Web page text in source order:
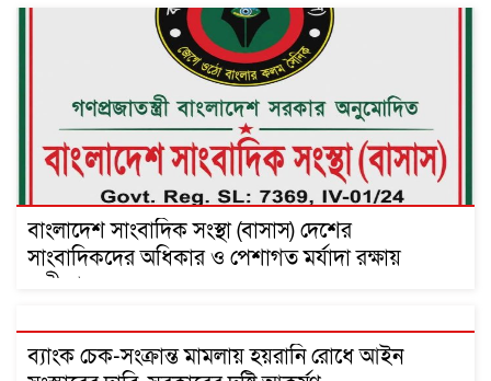
বাংলাদেশ সাংবাদিক সংস্থা (বাসাস) দেশের
সাংবাদিকদের অধিকার ও পেশাগত মর্যাদা রক্ষায়
অঙ্গীকারবদ্ধ
ব্যাংক চেক-সংক্রান্ত মামলায় হয়রানি রোধে আইন